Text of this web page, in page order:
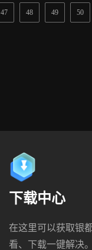
47 48 49 50
下载中心
在这里可以获取银
看、下载一键解决。